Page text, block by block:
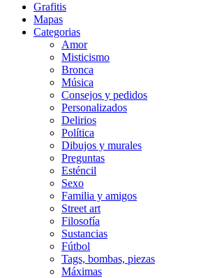
Grafitis
Mapas
Categorias
Amor
Misticismo
Bronca
Música
Consejos y pedidos
Personalizados
Delirios
Política
Dibujos y murales
Preguntas
Esténcil
Sexo
Familia y amigos
Street art
Filosofía
Sustancias
Fútbol
Tags, bombas, piezas
Máximas